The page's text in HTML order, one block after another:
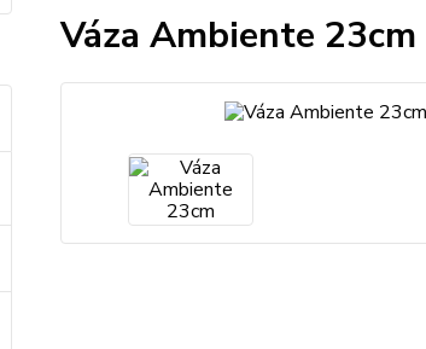
Váza Ambiente 23cm